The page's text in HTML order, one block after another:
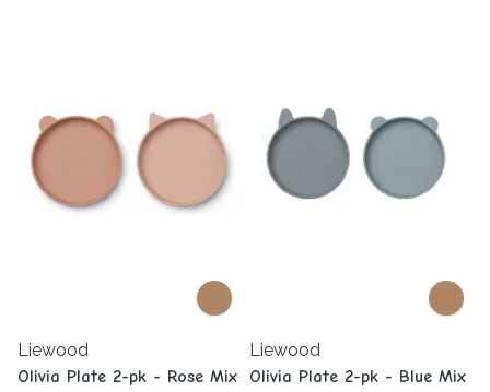
Liewood
Olivia Plate 2-pk - Rose Mix
Liewood
Olivia Plate 2-pk - Blue Mix